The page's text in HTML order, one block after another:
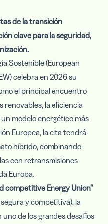
de la transición
clave para la seguridad,
Sostenible (European
celebra en 2026 su
el principal encuentro
renovables, la eficiencia
modelo energético más
Europea, la cita tendrá
híbrido, combinando
con retransmisiones
Europa.
competitive Energy Union”
y competitiva), la
de los grandes desafíos